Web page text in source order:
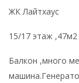
ЖК Лайтхаус
15/17 этаж ,47м2
Балкон ,много